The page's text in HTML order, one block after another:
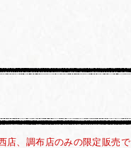
店、調布店のみの限定販売で